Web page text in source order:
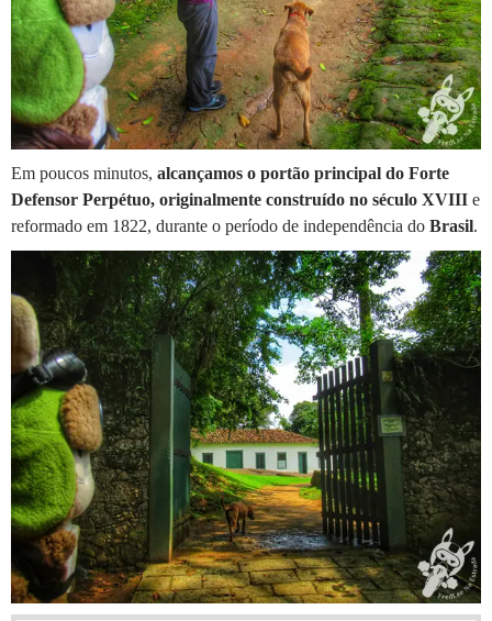
Em poucos minutos, alcançamos o portão principal do Forte
Defensor Perpétuo, originalmente construído no século XVIII e
reformado em 1822, durante o período de independência do Brasil.